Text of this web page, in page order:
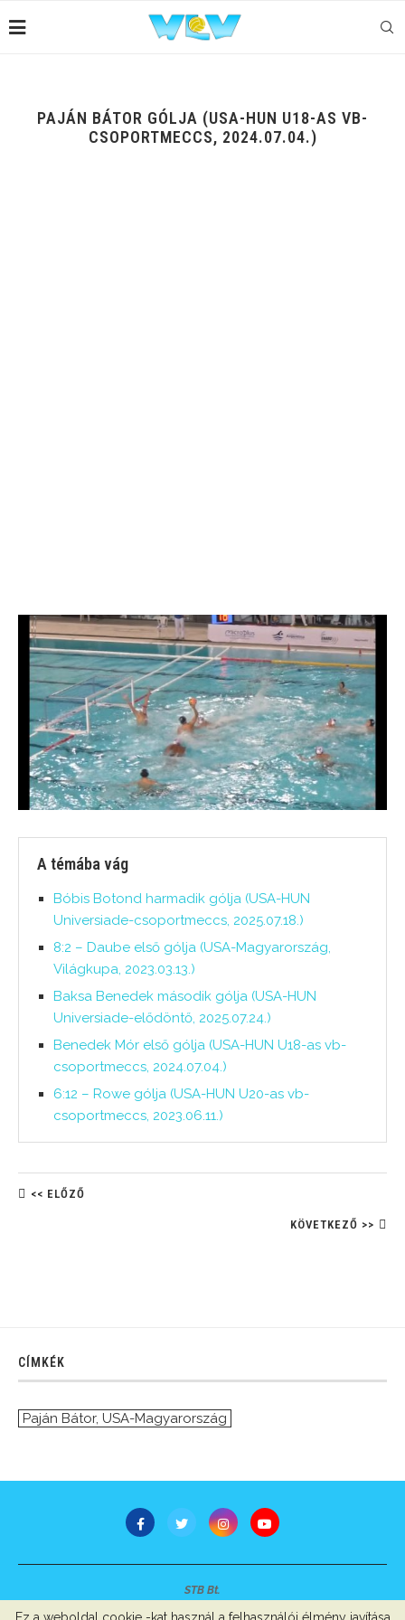
PAJÁN BÁTOR GÓLJA (USA-HUN U18-AS VB-
CSOPORTMECCS, 2024.07.04.)
A témába vág
Bóbis Botond harmadik gólja (USA-HUN
Universiade-csoportmeccs, 2025.07.18.)
8:2 – Daube első gólja (USA-Magyarország,
Világkupa, 2023.03.13.)
Baksa Benedek második gólja (USA-HUN
Universiade-elődöntő, 2025.07.24.)
Benedek Mór első gólja (USA-HUN U18-as vb-
csoportmeccs, 2024.07.04.)
6:12 – Rowe gólja (USA-HUN U20-as vb-
csoportmeccs, 2023.06.11.)
<< ELŐZŐ
KÖVETKEZŐ >>
CÍMKÉK
Paján Bátor, USA-Magyarország
STB Bt.
Minden jog fenntartva © 2007-2022